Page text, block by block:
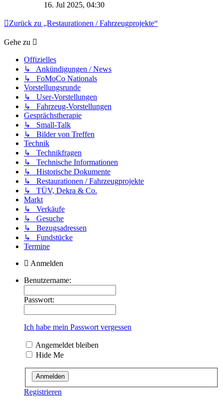
16. Jul 2025, 04:30
Zurück zu „Restaurationen / Fahrzeugprojekte“
Gehe zu
Offizielles
↳ Ankündigungen / News
↳ FoMoCo Nationals
Vorstellungsrunde
↳ User-Vorstellungen
↳ Fahrzeug-Vorstellungen
Gesprächstherapie
↳ Small-Talk
↳ Bilder von Treffen
Technik
↳ Technikfragen
↳ Technische Informationen
↳ Historische Dokumente
↳ Restaurationen / Fahrzeugprojekte
↳ TÜV, Dekra & Co.
Markt
↳ Verkäufe
↳ Gesuche
↳ Bezugsadressen
↳ Fundstücke
Termine
Anmelden
Benutzername:
Passwort:
Ich habe mein Passwort vergessen
Angemeldet bleiben
Hide Me
Registrieren